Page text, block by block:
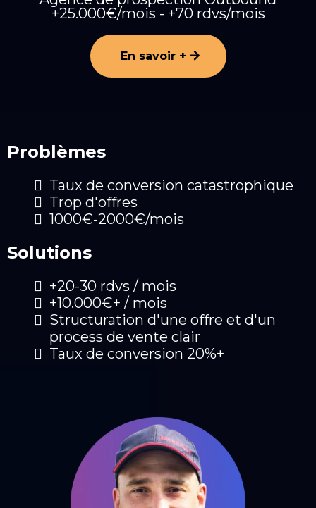
+25.000€/mois - +70 rdvs/mois
En savoir +
Problèmes
Taux de conversion catastrophique
Trop d'offres
1000€-2000€/mois
Solutions
+20-30 rdvs / mois
+10.000€+ / mois
Structuration d'une offre et d'un
process de vente clair
Taux de conversion 20%+